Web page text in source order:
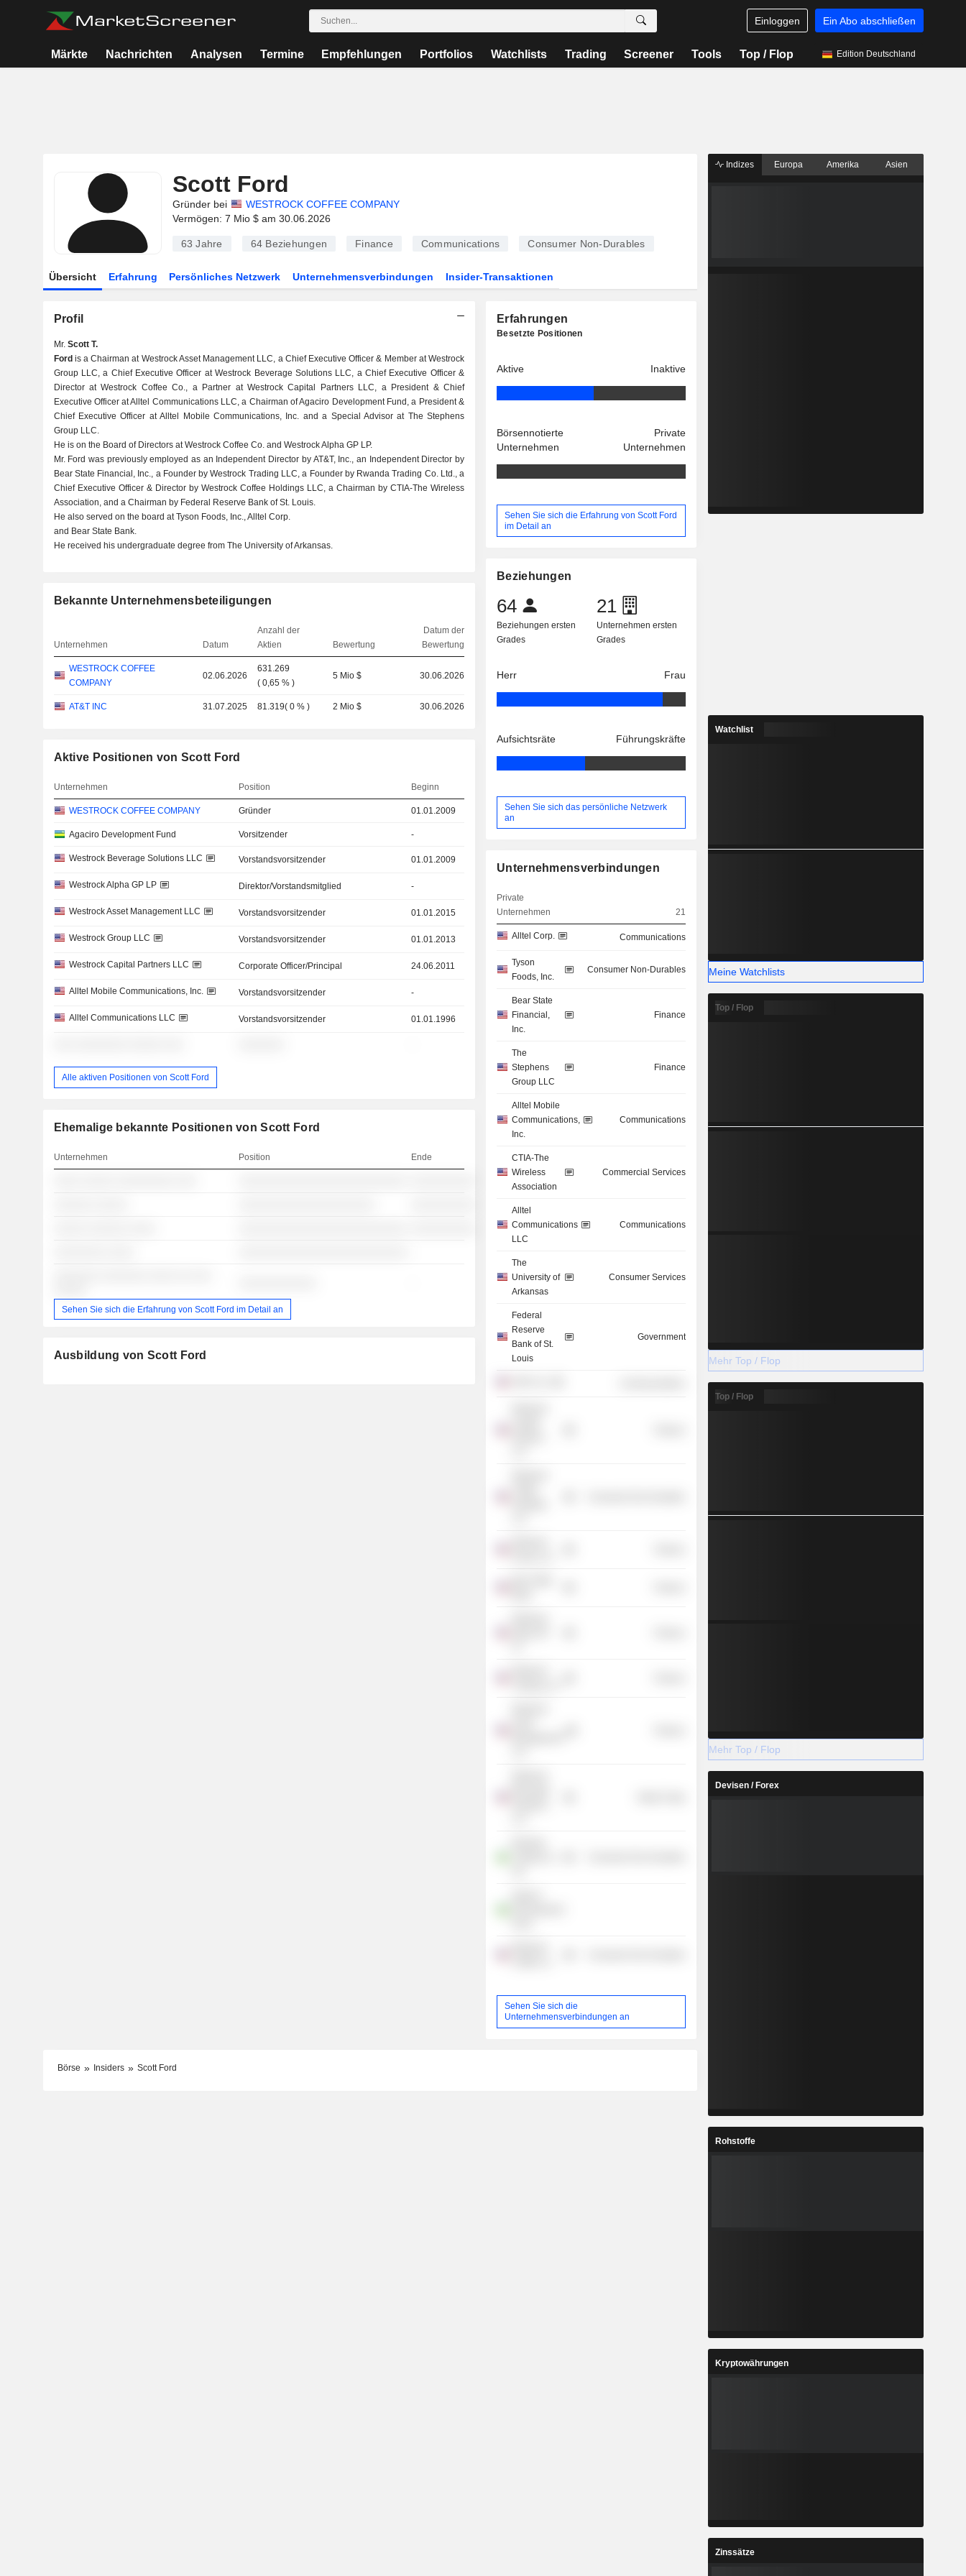
Einloggen Ein Abo abschließen
Märkte Nachrichten Analysen Termine Empfehlungen Portfolios Watchlists Trading Screener Tools Top / Flop Edition Deutschland
Scott Ford
Gründer bei
WESTROCK COFFEE COMPANY
Vermögen: 7 Mio $ am 30.06.2026
63 Jahre 64 Beziehungen Finance Communications Consumer Non-Durables
Übersicht Erfahrung Persönliches Netzwerk Unternehmensverbindungen Insider-Transaktionen
Profil
Mr. Scott T.
Ford is a Chairman at Westrock Asset Management LLC, a Chief Executive Officer & Member at Westrock
Group LLC, a Chief Executive Officer at Westrock Beverage Solutions LLC, a Chief Executive Officer &
Director at Westrock Coffee Co., a Partner at Westrock Capital Partners LLC, a President & Chief
Executive Officer at Alltel Communications LLC, a Chairman of Agaciro Development Fund, a President &
Chief Executive Officer at Alltel Mobile Communications, Inc. and a Special Advisor at The Stephens
Group LLC.
He is on the Board of Directors at Westrock Coffee Co. and Westrock Alpha GP LP.
Mr. Ford was previously employed as an Independent Director by AT&T, Inc., an Independent Director by
Bear State Financial, Inc., a Founder by Westrock Trading LLC, a Founder by Rwanda Trading Co. Ltd., a
Chief Executive Officer & Director by Westrock Coffee Holdings LLC, a Chairman by CTIA-The Wireless
Association, and a Chairman by Federal Reserve Bank of St. Louis.
He also served on the board at Tyson Foods, Inc., Alltel Corp.
and Bear State Bank.
He received his undergraduate degree from The University of Arkansas.
Bekannte Unternehmensbeteiligungen
Unternehmen Datum
Anzahl der
Aktien
Bewertung
Datum der
Bewertung
WESTROCK COFFEE
COMPANY
02.06.2026
631.269
(0,65 % )
5 Mio $ 30.06.2026
AT&T INC 31.07.2025 81.319(0 % ) 2 Mio $ 30.06.2026
Aktive Positionen von Scott Ford
Unternehmen Position Beginn
WESTROCK COFFEE COMPANY Gründer 01.01.2009
Agaciro Development Fund Vorsitzender -
Westrock Beverage Solutions LLC Vorstandsvorsitzender 01.01.2009
Westrock Alpha GP LP Direktor/Vorstandsmitglied -
Westrock Asset Management LLC Vorstandsvorsitzender 01.01.2015
Westrock Group LLC Vorstandsvorsitzender 01.01.2013
Westrock Capital Partners LLC Corporate Officer/Principal 24.06.2011
Alltel Mobile Communications, Inc. Vorstandsvorsitzender -
Alltel Communications LLC Vorstandsvorsitzender 01.01.1996
Alle aktiven Positionen von Scott Ford
Ehemalige bekannte Positionen von Scott Ford
Unternehmen Position Ende
Sehen Sie sich die Erfahrung von Scott Ford im Detail an
Ausbildung von Scott Ford
Erfahrungen
Besetzte Positionen
Aktive Inaktive
Börsennotierte
Unternehmen
Private
Unternehmen
Sehen Sie sich die Erfahrung von Scott Ford
im Detail an
Beziehungen
64
Beziehungen ersten
Grades
21
Unternehmen ersten
Grades
Herr Frau
Aufsichtsräte Führungskräfte
Sehen Sie sich das persönliche Netzwerk
an
Unternehmensverbindungen
Private
Unternehmen
21
Alltel Corp. Communications
Tyson
Foods, Inc.
Consumer Non-Durables
Bear State
Financial,
Inc.
Finance
The
Stephens
Group LLC
Finance
Alltel Mobile
Communications,
Inc.
Communications
CTIA-The
Wireless
Association
Commercial Services
Alltel
Communications
LLC
Communications
The
University of
Arkansas
Consumer Services
Federal
Reserve
Bank of St.
Louis
Government
Sehen Sie sich die
Unternehmensverbindungen an
Börse Insiders Scott Ford
Indizes Europa Amerika Asien
Watchlist
Meine Watchlists
Top / Flop
Mehr Top / Flop
Top / Flop
Mehr Top / Flop
Devisen / Forex
Rohstoffe
Kryptowährungen
Zinssätze